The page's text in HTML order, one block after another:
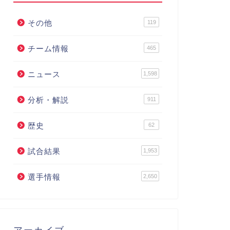
その他 119
チーム情報 465
ニュース 1,598
分析・解説 911
歴史 62
試合結果 1,953
選手情報 2,650